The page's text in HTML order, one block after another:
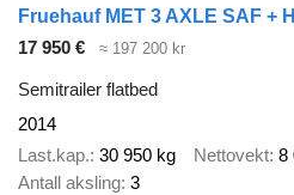
17 950 € ≈ 197 200 kr
Semitrailer flatbed
2014
Last.kap. 30 950 kg Nettovekt 8
Antall aksling 3